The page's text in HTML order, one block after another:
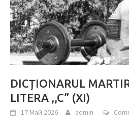
DICȚIONARUL
LITERA ,,C” (XI)
17 Май 2026 admin